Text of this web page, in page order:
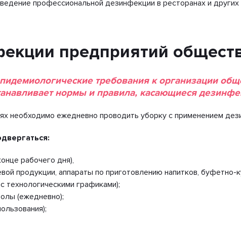
профессиональной дезинфекции в ресторанах и других
предприятий
требования к организации
нормы и правила, касающиеся
необходимо ежедневно проводить уборку с применением
рабочего дня),
продукции, аппараты по приготовлению напитков, буфетно-
технологическими графиками);
(ежедневно);